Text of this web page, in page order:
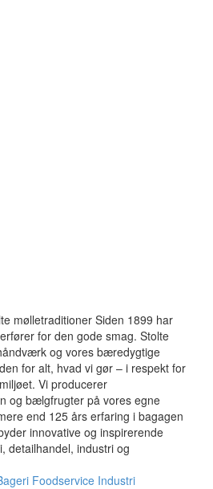
mølletraditioner Siden 1899 har
for den gode smag. Stolte
og vores bæredygtige
for alt, hvad vi gør – i respekt for
Vi producerer
og bælgfrugter på vores egne
end 125 års erfaring i bagagen
innovative og inspirerende
detailhandel, industri og
Foodservice Industri